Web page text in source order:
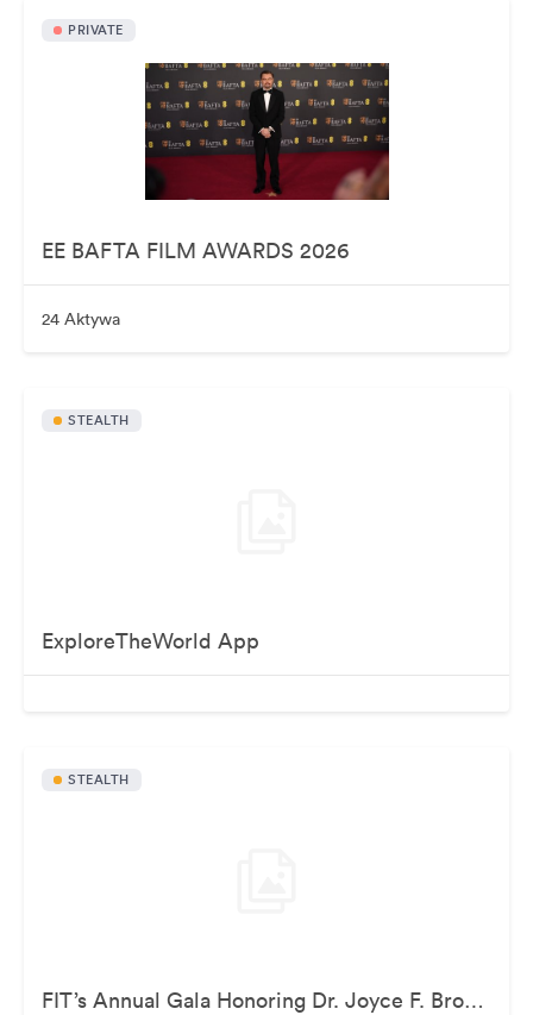
PRIVATE
EE BAFTA FILM AWARDS 2026
24 Aktywa
STEALTH
ExploreTheWorld App
STEALTH
FIT’s Annual Gala Honoring Dr. Joyce F. Brown